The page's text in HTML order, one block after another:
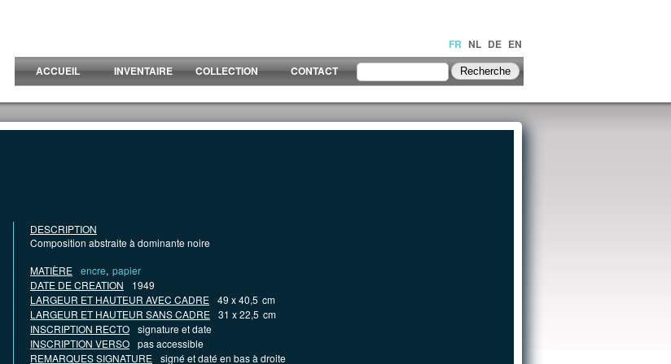
FR NL DE EN
ACCUEIL
INVENTAIRE COLLECTION CONTACT
DESCRIPTION
Composition abstraite à dominante noire
MATIÈRE encre, papier
DATE DE CREATION
1949
LARGEUR ET HAUTEUR AVEC CADRE 49 x 40,5 cm
LARGEUR ET HAUTEUR SANS CADRE 31 x 22,5 cm
INSCRIPTION RECTO signature et date
INSCRIPTION VERSO pas accessible
REMARQUES SIGNATURE signé et daté en bas à droite